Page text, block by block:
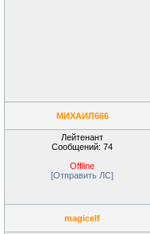
МИХАИЛ666
Лейтенант
Сообщений: 74
Offline
[Отправить ЛС]
magicelf